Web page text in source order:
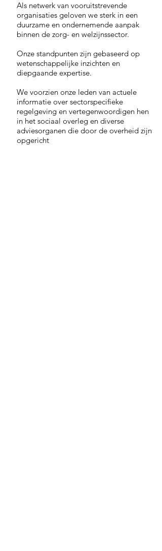
Als netwerk van vooruitstrevende
organisaties geloven we sterk in een
duurzame en ondernemende aanpak
binnen de zorg- en welzijnssector.
Onze standpunten zijn gebaseerd op
wetenschappelijke inzichten en
diepgaande expertise.
We voorzien onze leden van actuele
informatie over sectorspecifieke
regelgeving en vertegenwoordigen hen
in het sociaal overleg en diverse
adviesorganen die door de overheid zijn
opgericht